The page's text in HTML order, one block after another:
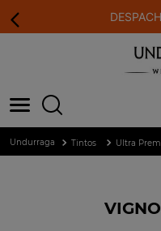
Tintos Ultra